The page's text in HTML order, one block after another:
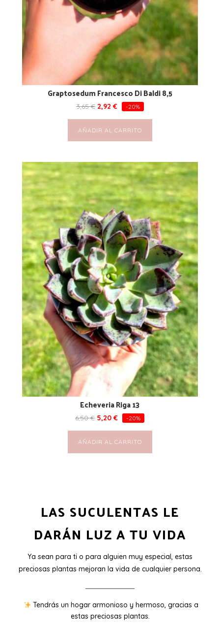
Graptosedum Francesco Di Baldi 8,5
3,65€ 2,92 € -20%
AÑADIR AL CARRITO
Echeveria Riga 13
6,50€ 5,20€ -20%
AÑADIR AL CARRITO
LAS SUCULENTAS LE
DARÁN LUZ A TU VIDA
Ya sean para ti o para alguien muy especial, estas
preciosas plantas mejoran la vida de cualquier persona.
Tendrás un hogar armonioso y hermoso, gracias a
estas preciosas plantas.